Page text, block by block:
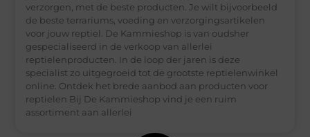
verzorgen, met de beste producten. Je wilt bijvoorbeeld
de beste terrariums, voeding en verzorgingsartikelen
voor jouw reptiel. De Kammieshop is van oudsher
gespecialiseerd in de verkoop van allerlei
reptielenproducten. In de loop der jaren is deze
specialist zo uitgegroeid tot de grootste reptielenwinkel
online. Ontdek het brede aanbod aan producten voor
reptielen Bij De Kammieshop vind je een ruim
assortiment aan allerlei